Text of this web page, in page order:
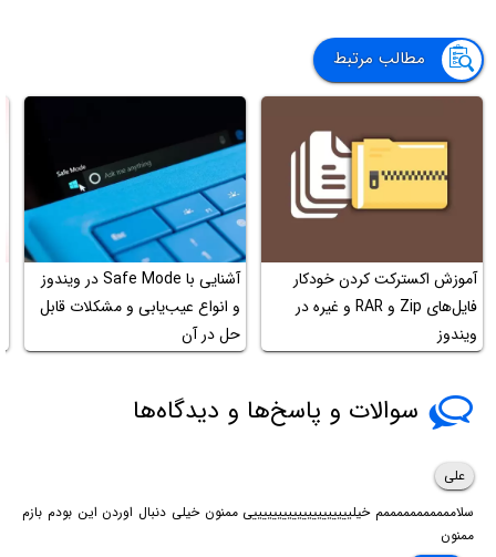
مطالب مرتبط
آموزش اکسترکت کردن خودکار
فایل‌های Zip و RAR و غیره در
ویندوز
آشنایی با Safe Mode در ویندوز
و انواع عیب‌یابی و مشکلات قابل
حل در آن
سوالات و پاسخ‌ها و دیدگاه‌ها
علی
سلامممممممممممم خیلییییییییییییییییییییی ممنون خیلی دنبال اوردن این بودم بازم
ممنون